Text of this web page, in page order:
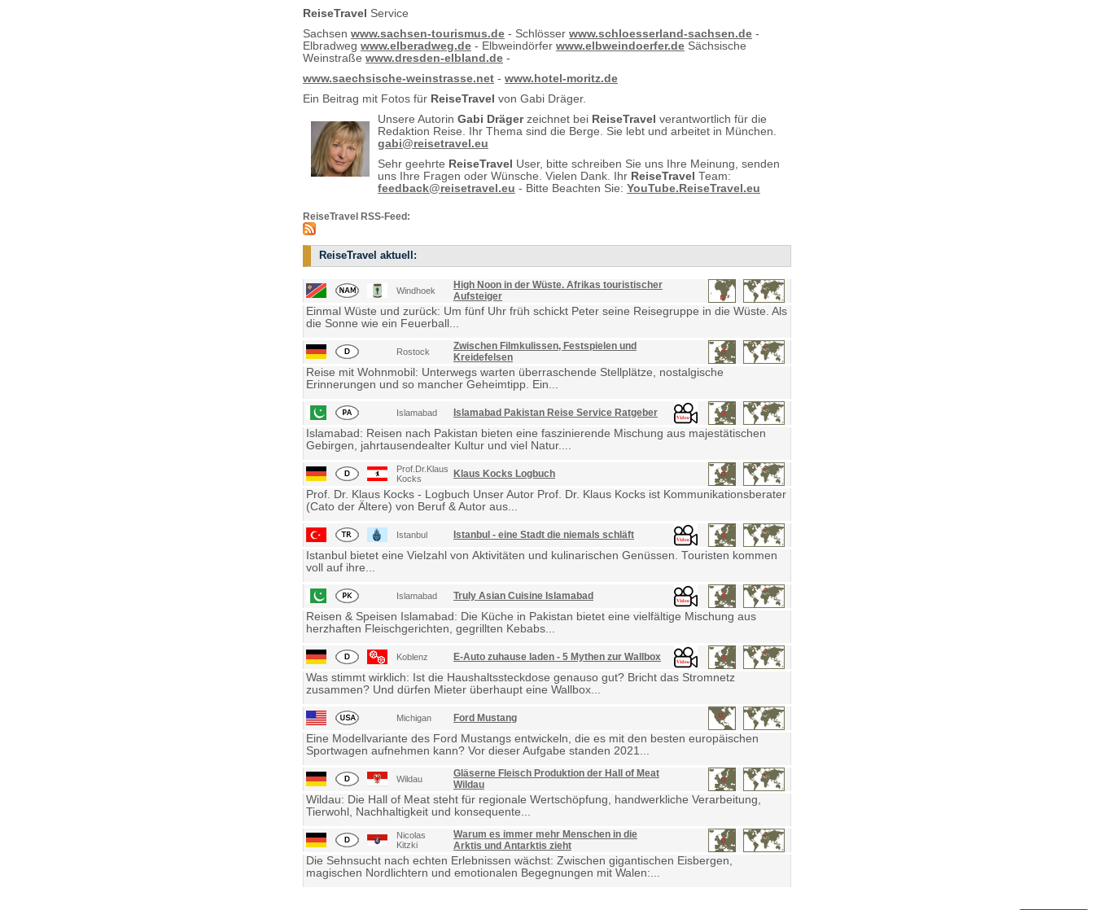
ReiseTravel Service
Sachsen www.sachsen-tourismus.de - Schlösser www.schloesserland-sachsen.de -
Elbradweg www.elberadweg.de - Elbweindörfer www.elbweindoerfer.de Sächsische
Weinstraße www.dresden-elbland.de -
www.saechsische-weinstrasse.net - www.hotel-moritz.de
Ein Beitrag mit Fotos für ReiseTravel von Gabi Dräger.
Unsere Autorin Gabi Drägerzeichnet bei ReiseTravel verantwortlich für die
Redaktion Reise. Ihr Thema sind die Berge. Sie lebt und arbeitet in München.
gabi@reisetravel.eu
Sehr geehrte ReiseTravel User, bitte schreiben Sie uns Ihre Meinung, senden
uns Ihre Fragen oder Wünsche. Vielen Dank. Ihr ReiseTravel Team:
feedback@reisetravel.eu - Bitte Beachten Sie: YouTube.ReiseTravel.eu
ReiseTravel RSS-Feed:
ReiseTravel aktuell:
Windhoek
High Noon in der Wüste. Afrikas touristischer
Aufsteiger
Einmal Wüste und zurück: Um fünf Uhr früh schickt Peter seine Reisegruppe in die Wüste. Als
die Sonne wie ein Feuerball...
Rostock
Zwischen Filmkulissen, Festspielen und
Kreidefelsen
Reise mit Wohnmobil: Unterwegs warten überraschende Stellplätze, nostalgische
Erinnerungen und so mancher Geheimtipp. Ein...
Islamabad Islamabad Pakistan Reise Service Ratgeber
Islamabad: Reisen nach Pakistan bieten eine faszinierende Mischung aus majestätischen
Gebirgen, jahrtausendealter Kultur und viel Natur....
Prof.Dr.Klaus
Kocks
Klaus Kocks Logbuch
Prof. Dr. Klaus Kocks - Logbuch Unser Autor Prof. Dr. Klaus Kocks ist Kommunikationsberater
(Cato der Ältere) von Beruf & Autor aus...
Istanbul Istanbul - eine Stadt die niemals schläft
Istanbul bietet eine Vielzahl von Aktivitäten und kulinarischen Genüssen. Touristen kommen
voll auf ihre...
Islamabad Truly Asian Cuisine Islamabad
Reisen & Speisen Islamabad: Die Küche in Pakistan bietet eine vielfältige Mischung aus
herzhaften Fleischgerichten, gegrillten Kebabs...
Koblenz E-Auto zuhause laden - 5 Mythen zur Wallbox
Was stimmt wirklich: Ist die Haushaltssteckdose genauso gut? Bricht das Stromnetz
zusammen? Und dürfen Mieter überhaupt eine Wallbox...
Michigan Ford Mustang
Eine Modellvariante des Ford Mustangs entwickeln, die es mit den besten europäischen
Sportwagen aufnehmen kann? Vor dieser Aufgabe standen 2021...
Wildau
Gläserne Fleisch Produktion der Hall of Meat
Wildau
Wildau: Die Hall of Meat steht für regionale Wertschöpfung, handwerkliche Verarbeitung,
Tierwohl, Nachhaltigkeit und konsequente...
Nicolas
Kitzki
Warum es immer mehr Menschen in die
Arktis und Antarktis zieht
Die Sehnsucht nach echten Erlebnissen wächst: Zwischen gigantischen Eisbergen,
magischen Nordlichtern und emotionalen Begegnungen mit Walen:...